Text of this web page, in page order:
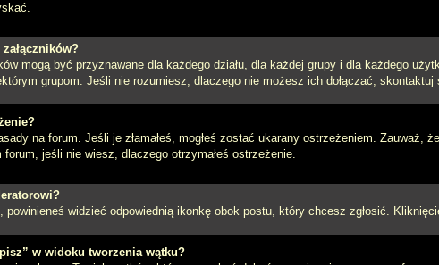
mogą być przyznawane dla każdego działu, dla każdej grupy i dla każdego
grupom. Jeśli nie rozumiesz, dlaczego nie możesz ich dołączać,
na forum. Jeśli je złamałeś, mogłeś zostać ukarany ostrzeżeniem.
jeśli nie wiesz, dlaczego otrzymałeś ostrzeżenie.
powinieneś widzieć odpowiednią ikonkę obok postu, który chcesz zgłosić.
w widoku tworzenia wątku?